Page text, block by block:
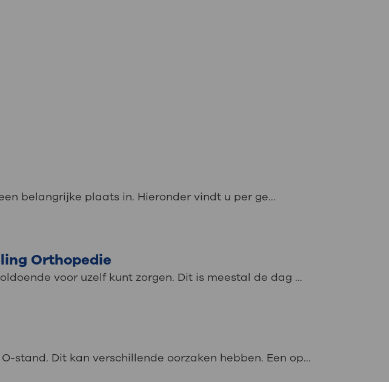
belangrijke plaats in. Hieronder vindt u per ge...
Orthopedie
voor uzelf kunt zorgen. Dit is meestal de dag ...
stand. Dit kan verschillende oorzaken hebben. Een op...